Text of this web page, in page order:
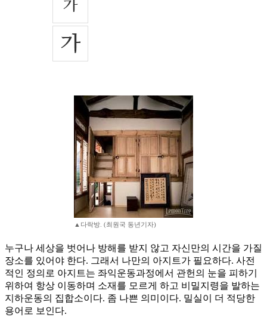
▲다락방. (최원국 동년기자)
누구나 세상을 벗어나 방해를 받지 않고 자신만의 시간을 가질
장소를 있어야 한다. 그래서 나만의 아지트가 필요하다. 사전
적인 정의로 아지트는 좌익운동과정에서 관헌의 눈을 피하기
위하여 항상 이동하며 소재를 모르게 하고 비밀지령을 발하는
지하운동의 집합소이다. 좀 나쁜 의미이다. 밀실이 더 적당한
용어로 보인다.